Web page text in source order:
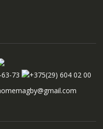
73
+375(29) 604 02 00